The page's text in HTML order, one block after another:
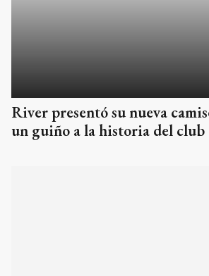
River presentó su nueva
un guiño a la historia del club